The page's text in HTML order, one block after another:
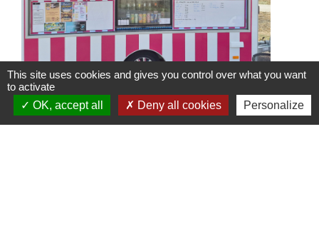
Food Truck l'Authentique à
l'Arboretum
Le Food Truck L'Authentique s'installe à
This site uses cookies and gives you control over what you want
to activate
OK, accept all
Deny all cookies Personalize